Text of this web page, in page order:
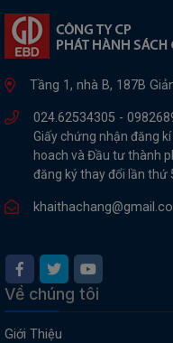
Tầng 1, nhà B, 187B
024.62534305 -
Giấy chứng nhận đăng
hoach và Đầu tư thành
đăng ký thay đổi lần thứ
Về chúng tôi
Giới Thiệu